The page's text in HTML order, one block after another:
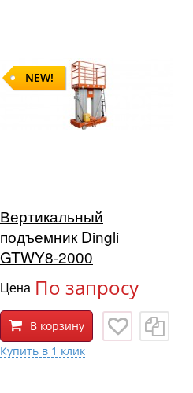
NEW!
Вертикальный
подъемник Dingli
GTWY8-2000
Цена По запросу
В корзину